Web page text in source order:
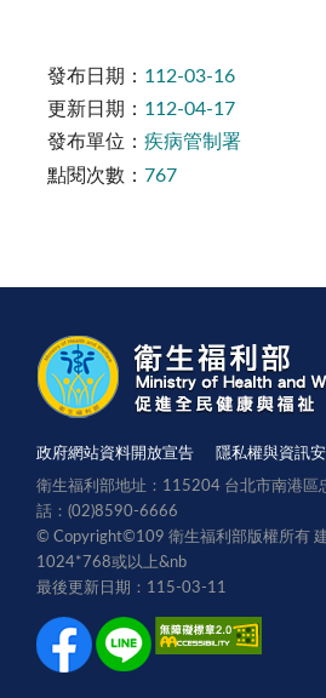
發布日期： 112-03-16
更新日期： 112-04-17
發布單位： 疾病管制署
點閱次數： 767
政府網站資料開放宣告 隱私權與資訊
衛生福利部地址：115204 台北市南港區
話：(02)8590-6666
© Copyright©109 衛生福利部版權所有
1024*768或以上&nb
最後更新日期：115-03-11